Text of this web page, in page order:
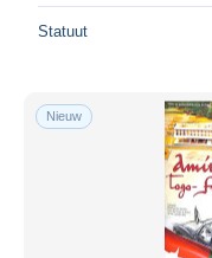
Statuut
Nieuw